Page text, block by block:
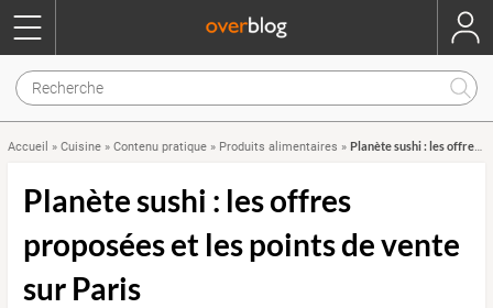
Accueil » Cuisine » Contenu pratique » Produits alimentaires » Planète sushi : les offres proposées et les points de vente sur Paris
Planète sushi : les offres
proposées et les points de vente
sur Paris